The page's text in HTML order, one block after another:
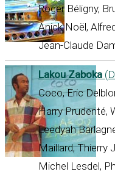
Roger Béligny,
Anick Noël,
Jean-Claude
Lakou Zaboka
Coco, Eric
Harry Prudenté,
Leedyah
Maillard, Thierry
Michel Lesdel,